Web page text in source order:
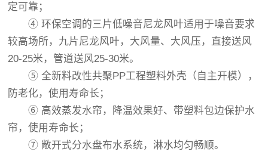
定可靠；
④ 环保空调的三片低噪音尼龙风叶适用于噪音要求
较高场所，九片尼龙风叶，大风量、大风压，直接送风
20-25米，管道送风25-30米。
⑤ 全新料改性共聚PP工程塑料外壳（自主开模），
防老化，使用寿命长；
⑥ 高效蒸发水帘，降温效果好、带塑料包边保护水
帘，使用寿命长；
⑦ 敞开式分水盘布水系统，淋水均匀畅顺。